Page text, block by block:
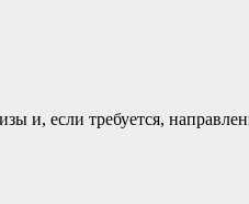
и, если требуется,